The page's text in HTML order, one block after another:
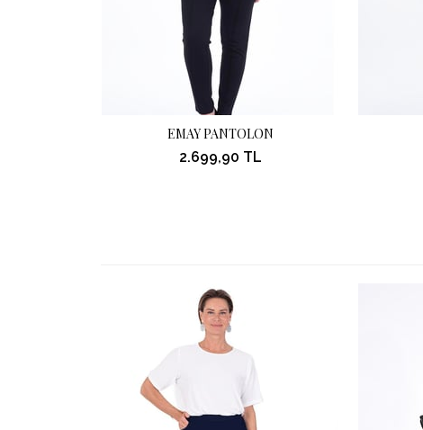
EMAY PANTOLON
2.699,90 TL